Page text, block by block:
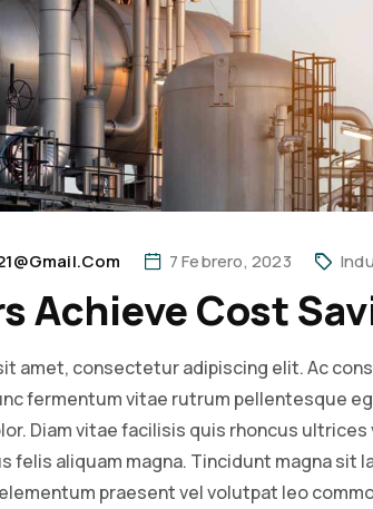
7 Febrero, 2023
Achieve Cost
amet, consectetur adipiscing elit. Ac
fermentum vitae rutrum pellentesque
Diam vitae facilisis quis rhoncus
felis aliquam magna. Tincidunt magna
praesent vel volutpat leo